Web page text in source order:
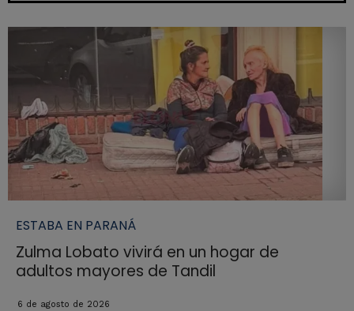
ESTABA EN PARANÁ
Zulma Lobato vivirá en un hogar de
adultos mayores de Tandil
6 de agosto de 2026